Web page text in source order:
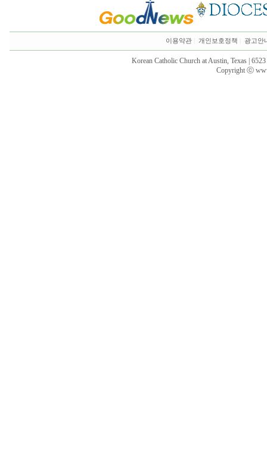
이용약관 개인보호정책 광고안
Korean Catholic Church at Austin, Texas |
Copyright ⓒ